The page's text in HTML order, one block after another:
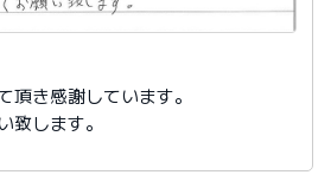
頂き感謝しています。
致します。